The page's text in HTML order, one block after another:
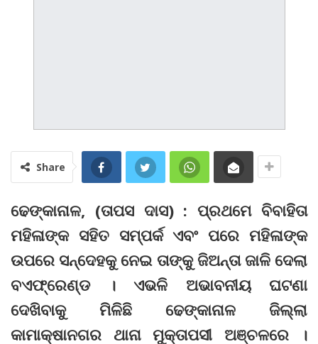
Share
ଢେଙ୍କାନାଳ, (ତାପସ ଦାସ) : ପ୍ରଥମେ ବିବାହିତା
ମହିଳାଙ୍କ ସହିତ ସମ୍ପର୍କ ଏବଂ ପରେ ମହିଳାଙ୍କ
ଉପରେ ସନ୍ଦେହକୁ ନେଇ ତାଙ୍କୁ ଜିଅନ୍ତା ଜାଳି ଦେଲା
ବଏଫ୍ରେଣ୍ଡ । ଏଭଳି ଅଭାବନୀୟ ଘଟଣା
ଦେଖିବାକୁ ମିଳିଛି ଢେଙ୍କାନାଳ ଜିଲ୍ଲା
କାମାକ୍ଷାନଗର ଥାନା ମୁକ୍ତାପସୀ ଅଞ୍ଚଳରେ ।